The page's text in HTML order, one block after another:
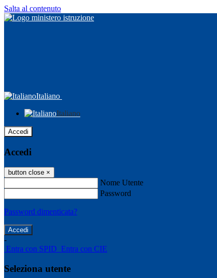
Salta al contenuto
Italiano
Italiano
Accedi
Accedi
button close ×
Nome Utente
Password
Password dimenticata?
-
Entra con SPID Entra con CIE
Seleziona utente